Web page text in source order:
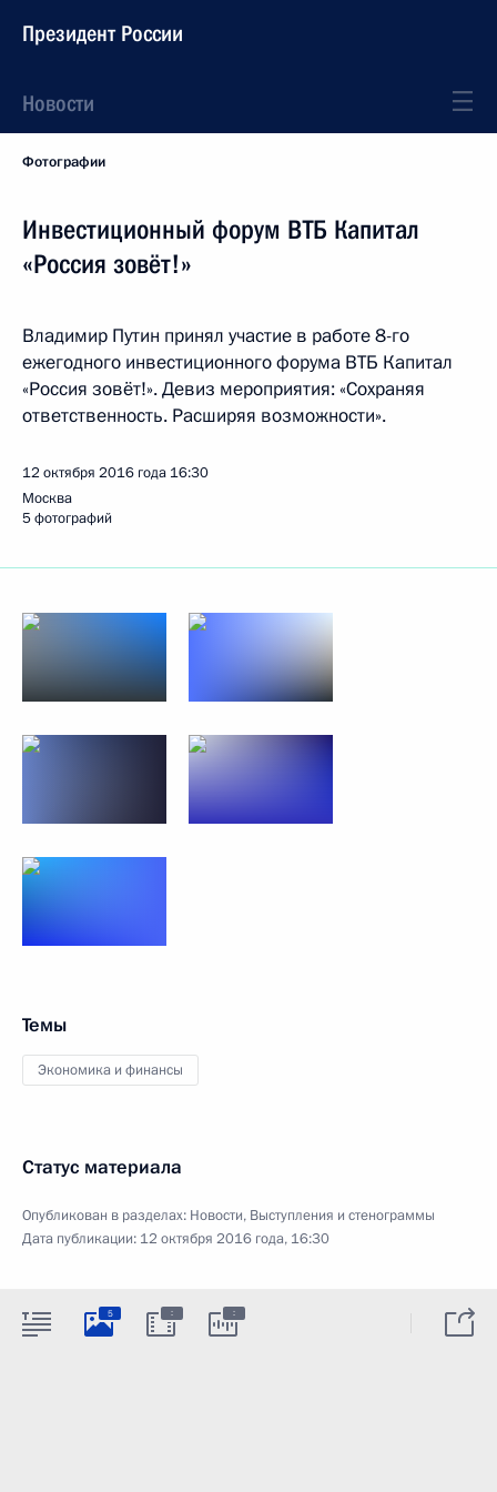
Президент России
Новости
Фотографии
Инвестиционный форум ВТБ Капитал
«Россия зовёт!»
Владимир Путин принял участие в работе 8-го
ежегодного инвестиционного форума ВТБ Капитал
«Россия зовёт!». Девиз мероприятия: «Сохраняя
ответственность. Расширяя возможности».
12 октября 2016 года 16:30
Москва
5 фотографий
Темы
Экономика и финансы
Статус материала
Опубликован в разделах: Новости, Выступления и стенограммы
Дата публикации: 12 октября 2016 года, 16:30
5 : :